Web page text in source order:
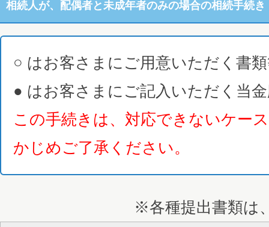
相続人が、配偶者と未成年者のみの場合の相続手続き
○ はお客さまにご用意いただく書
● はお客さまにご記入いただく当
この手続きは、対応できないケー
かじめご了承ください。
※各種提出書類は